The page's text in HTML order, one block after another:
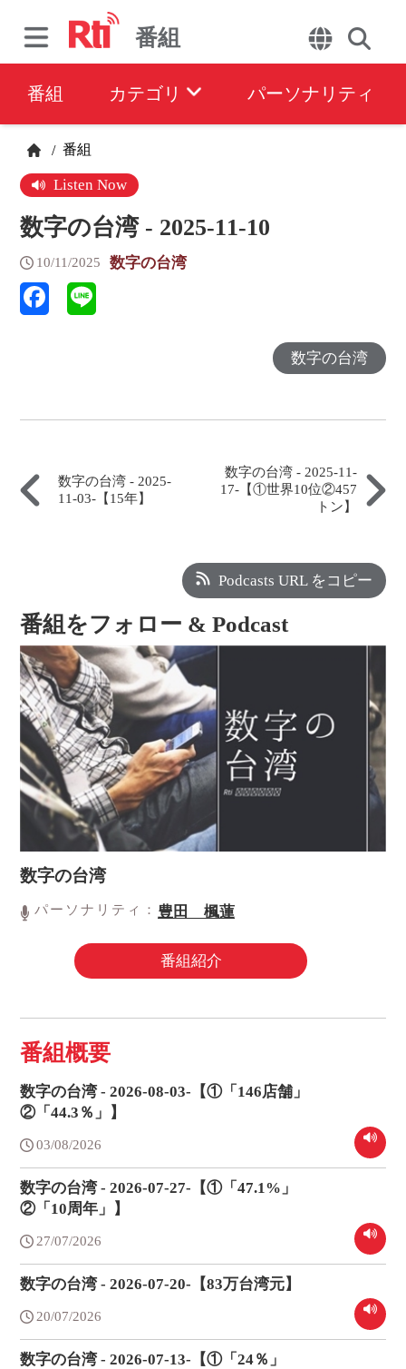
番組
番組 カテゴリ パーソナリティ
/ 番組
Listen Now
数字の台湾 - 2025-11-10
10/11/2025 数字の台湾
数字の台湾
数字の台湾 - 2025-
11-03-【15年】
数字の台湾 - 2025-11-
17-【①世界10位②457
トン】
Podcasts URL をコピー
番組をフォロー & Podcast
数字の台湾
パーソナリティ： 豊田 楓蓮
番組紹介
番組概要
数字の台湾 - 2026-08-03-【①「146店舗」
②「44.3％」】
03/08/2026
数字の台湾 - 2026-07-27-【①「47.1%」
②「10周年」】
27/07/2026
数字の台湾 - 2026-07-20-【83万台湾元】
20/07/2026
数字の台湾 - 2026-07-13-【①「24％」